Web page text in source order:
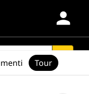
person
search
Tour